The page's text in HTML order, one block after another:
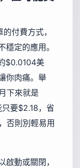
付費方式，
定的應用。
$0.0104美
你肉痛。舉
下來就是
要$2.18，省
否則別輕易用
動或關閉，